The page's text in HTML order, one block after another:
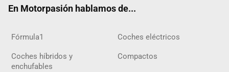
En Motorpasión hablamos de...
Fórmula1 Coches eléctricos
Coches híbridos y
enchufables
Compactos